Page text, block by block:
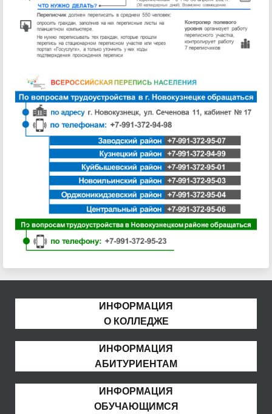
ИНФОРМАЦИЯ
О КОЛЛЕДЖЕ
ИНФОРМАЦИЯ
АБИТУРИЕНТАМ
ИНФОРМАЦИЯ
ОБУЧАЮЩИМСЯ